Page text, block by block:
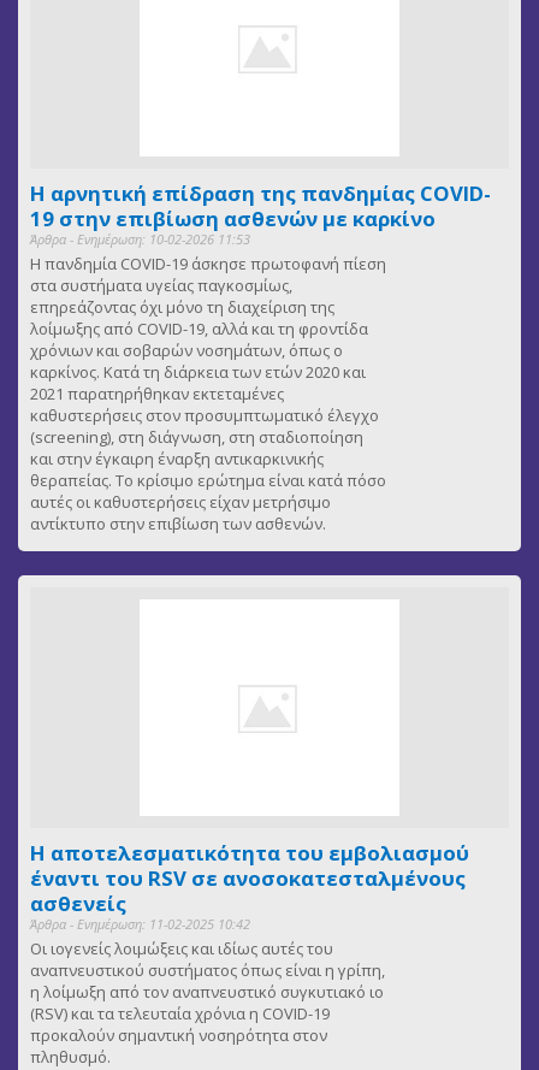
Η αρνητική επίδραση της πανδημίας COVID-
19 στην επιβίωση ασθενών με καρκίνο
Άρθρα - Ενημέρωση: 10-02-2026 11:53
Η πανδημία COVID-19 άσκησε πρωτοφανή πίεση
στα συστήματα υγείας παγκοσμίως,
επηρεάζοντας όχι μόνο τη διαχείριση της
λοίμωξης από COVID-19, αλλά και τη φροντίδα
χρόνιων και σοβαρών νοσημάτων, όπως ο
καρκίνος. Κατά τη διάρκεια των ετών 2020 και
2021 παρατηρήθηκαν εκτεταμένες
καθυστερήσεις στον προσυμπτωματικό έλεγχο
(screening), στη διάγνωση, στη σταδιοποίηση
και στην έγκαιρη έναρξη αντικαρκινικής
θεραπείας. Το κρίσιμο ερώτημα είναι κατά πόσο
αυτές οι καθυστερήσεις είχαν μετρήσιμο
αντίκτυπο στην επιβίωση των ασθενών.
Η αποτελεσματικότητα του εμβολιασμού
έναντι του RSV σε ανοσοκατεσταλμένους
ασθενείς
Άρθρα - Ενημέρωση: 11-02-2025 10:42
Οι ιογενείς λοιμώξεις και ιδίως αυτές του
αναπνευστικού συστήματος όπως είναι η γρίπη,
η λοίμωξη από τον αναπνευστικό συγκυτιακό ιο
(RSV) και τα τελευταία χρόνια η COVID-19
προκαλούν σημαντική νοσηρότητα στον
πληθυσμό.